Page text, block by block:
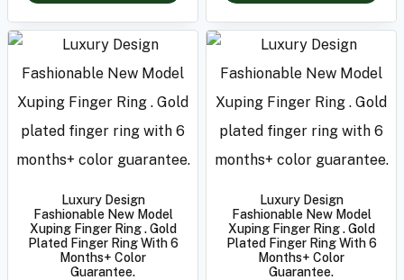
Luxury Design
Fashionable New Model
Xuping Finger Ring . Gold
Plated Finger Ring With 6
Months+ Color
Guarantee.
Luxury Design
Fashionable New Model
Xuping Finger Ring . Gold
Plated Finger Ring With 6
Months+ Color
Guarantee.